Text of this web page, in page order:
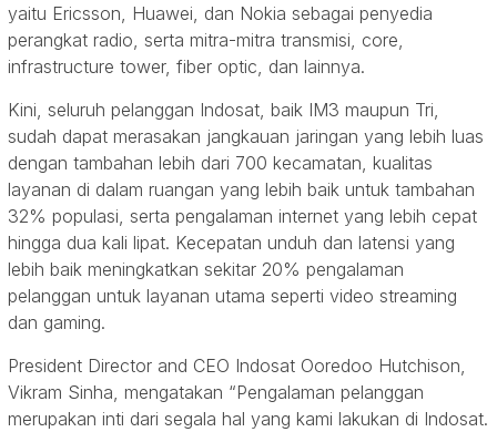
yaitu Ericsson, Huawei, dan Nokia sebagai penyedia
perangkat radio, serta mitra-mitra transmisi, core,
infrastructure tower, fiber optic, dan lainnya.
Kini, seluruh pelanggan Indosat, baik IM3 maupun Tri,
sudah dapat merasakan jangkauan jaringan yang lebih luas
dengan tambahan lebih dari 700 kecamatan, kualitas
layanan di dalam ruangan yang lebih baik untuk tambahan
32% populasi, serta pengalaman internet yang lebih cepat
hingga dua kali lipat. Kecepatan unduh dan latensi yang
lebih baik meningkatkan sekitar 20% pengalaman
pelanggan untuk layanan utama seperti video streaming
dan gaming.
President Director and CEO Indosat Ooredoo Hutchison,
Vikram Sinha, mengatakan “Pengalaman pelanggan
merupakan inti dari segala hal yang kami lakukan di Indosat.